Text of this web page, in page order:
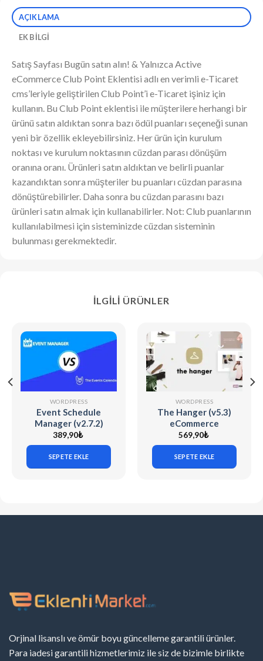
AÇIKLAMA
EK BILGI
Satış Sayfası Bugün satın alın! & Yalnızca Active
eCommerce Club Point Eklentisi adlı en verimli e-Ticaret
cms’leriyle geliştirilen Club Point’i e-Ticaret işiniz için
kullanın. Bu Club Point eklentisi ile müşterilere herhangi bir
ürünü satın aldıktan sonra bazı ödül puanları seçeneği sunan
yeni bir özellik ekleyebilirsiniz. Her ürün için kurulum
noktası ve kurulum noktasının cüzdan parası dönüşüm
oranına oranı. Ürünleri satın aldıktan ve belirli puanlar
kazandıktan sonra müşteriler bu puanları cüzdan parasına
dönüştürebilirler. Daha sonra bu cüzdan parasını bazı
ürünleri satın almak için kullanabilirler. Not: Club puanlarının
kullanılabilmesi için sisteminizde cüzdan sisteminin
bulunması gerekmektedir.
İLGILI ÜRÜNLER
WORDPRESS
Event Schedule
Manager (v2.7.2)
The Events
Calendar
389,90₺
SEPETE EKLE
WORDPRESS
The Hanger (v5.3)
eCommerce
WordPress Theme
for WooCommerce
569,90₺
SEPETE EKLE
Orjinal lisanslı ve ömür boyu güncelleme garantili ürünler.
Para iadesi garantili hizmetlerimiz ile siz de bizimle birlikte